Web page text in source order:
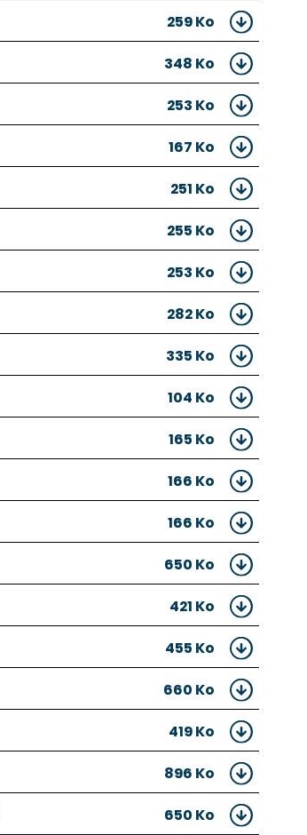
259 Ko
348 Ko
253 Ko
167 Ko
251 Ko
255 Ko
253 Ko
282 Ko
335 Ko
104 Ko
165 Ko
166 Ko
166 Ko
650 Ko
421 Ko
455 Ko
660 Ko
419 Ko
896 Ko
650 Ko